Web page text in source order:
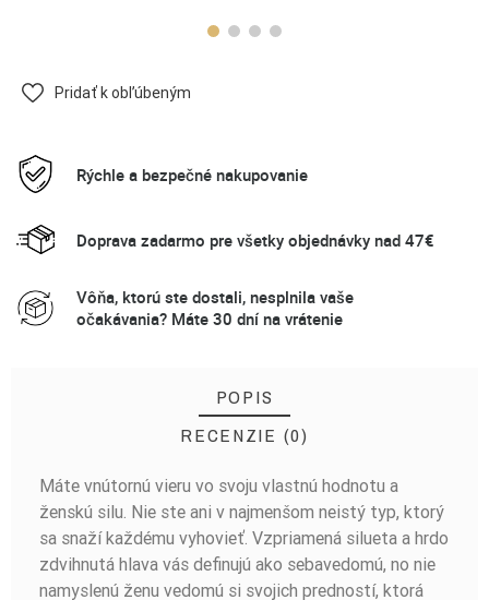
Pridať k obľúbeným
Rýchle a bezpečné nakupovanie
Doprava zadarmo pre všetky objednávky nad 47€
Vôňa, ktorú ste dostali, nesplnila vaše
očakávania? Máte 30 dní na vrátenie
POPIS
RECENZIE (0)
Máte vnútornú vieru vo svoju vlastnú hodnotu a
ženskú silu. Nie ste ani v najmenšom neistý typ, ktorý
sa snaží každému vyhovieť. Vzpriamená silueta a hrdo
zdvihnutá hlava vás definujú ako sebavedomú, no nie
namyslenú ženu vedomú si svojich predností, ktorá
BUĎTE PRVÝ, KTO NAPÍŠE RECENZIU!